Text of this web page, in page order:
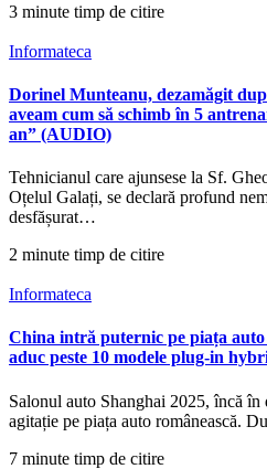
3 minute timp de citire
Informateca
Dorinel Munteanu, dezamăgit
aveam cum să schimb în 5
an” (AUDIO)
Tehnicianul care ajunsese la Sf.
Oțelul Galați, se declară profund
desfășurat…
2 minute timp de citire
Informateca
China intră puternic pe piața
aduc peste 10 modele plug-in
Salonul auto Shanghai 2025, încă în
agitație pe piața auto românească.
7 minute timp de citire